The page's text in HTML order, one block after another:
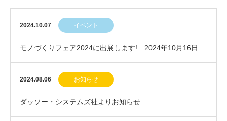
2024.10.07 イベント
モノづくりフェア2024に出展します! 2024年10月16日
(水)～18日(金)
2024.08.06 お知らせ
ダッソー・システムズ社よりお知らせ